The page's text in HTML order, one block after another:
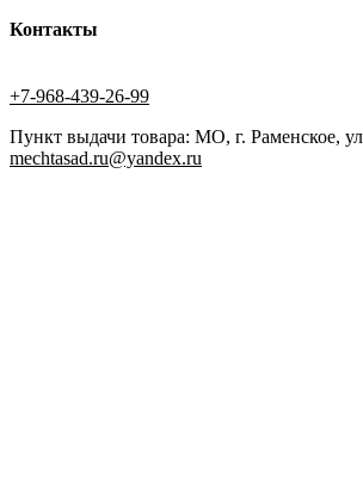
Контакты
+7-968-439-26-99
Пункт выдачи товара: МО, г. Раменское,
mechtasad.ru@yandex.ru